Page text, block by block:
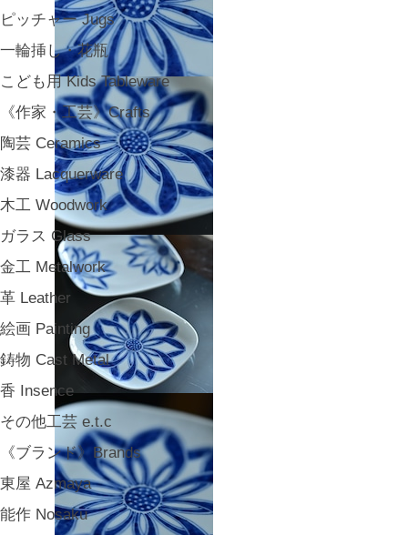
ピッチャー Jugs
一輪挿し・花瓶
こども用 Kids Tableware
《作家・工芸》Crafts
陶芸 Ceramics
漆器 Lacquerware
木工 Woodwork
ガラス Glass
金工 Metalwork
革 Leather
絵画 Painting
鋳物 Cast Metal
香 Insence
その他工芸 e.t.c
《ブランド》Brands
東屋 Azmaya
能作 Nosaku